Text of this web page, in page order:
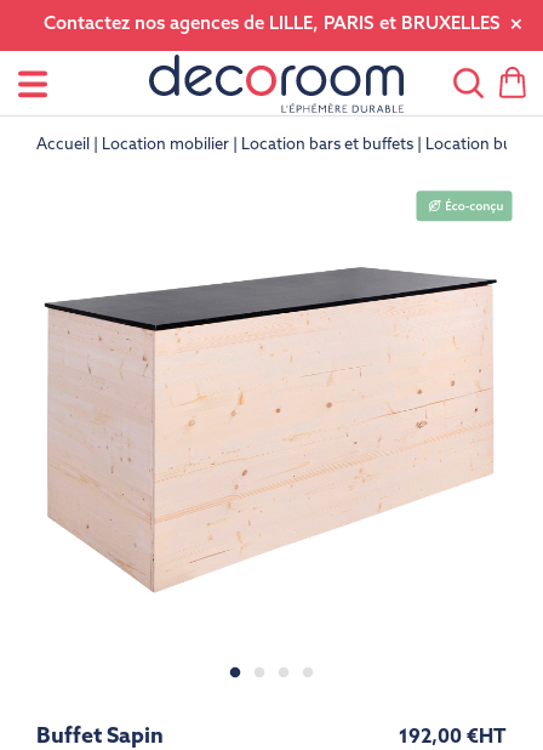
Contactez nos agences de LILLE, PARIS et BRUXELLES
Accueil Location mobilier Location bars et buffets Location buffets
Buffet Sapin 192,00 €HT